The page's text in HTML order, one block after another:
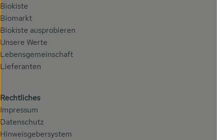
Biokiste
Biomarkt
Biokiste ausprobieren
Unsere Werte
Lebensgemeinschaft
Lieferanten
Rechtliches
Impressum
Datenschutz
Hinweisgebersystem